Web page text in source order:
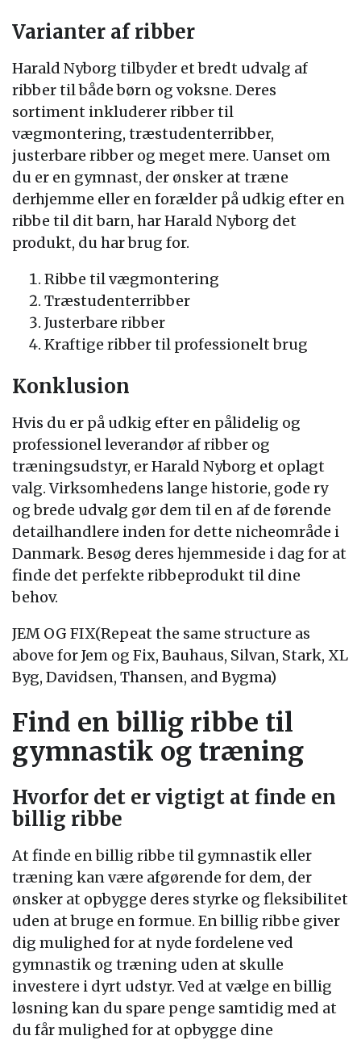
Varianter af ribber
Harald Nyborg tilbyder et bredt udvalg af
ribber til både børn og voksne. Deres
sortiment inkluderer ribber til
vægmontering, træstudenterribber,
justerbare ribber og meget mere. Uanset om
du er en gymnast, der ønsker at træne
derhjemme eller en forælder på udkig efter en
ribbe til dit barn, har Harald Nyborg det
produkt, du har brug for.
Ribbe til vægmontering
Træstudenterribber
Justerbare ribber
Kraftige ribber til professionelt brug
Konklusion
Hvis du er på udkig efter en pålidelig og
professionel leverandør af ribber og
træningsudstyr, er Harald Nyborg et oplagt
valg. Virksomhedens lange historie, gode ry
og brede udvalg gør dem til en af de førende
detailhandlere inden for dette nicheområde i
Danmark. Besøg deres hjemmeside i dag for at
finde det perfekte ribbeprodukt til dine
behov.
JEM OG FIX(Repeat the same structure as
above for Jem og Fix, Bauhaus, Silvan, Stark, XL
Byg, Davidsen, Thansen, and Bygma)
Find en billig ribbe til
gymnastik og træning
Hvorfor det er vigtigt at finde en
billig ribbe
At finde en billig ribbe til gymnastik eller
træning kan være afgørende for dem, der
ønsker at opbygge deres styrke og fleksibilitet
uden at bruge en formue. En billig ribbe giver
dig mulighed for at nyde fordelene ved
gymnastik og træning uden at skulle
investere i dyrt udstyr. Ved at vælge en billig
løsning kan du spare penge samtidig med at
du får mulighed for at opbygge dine